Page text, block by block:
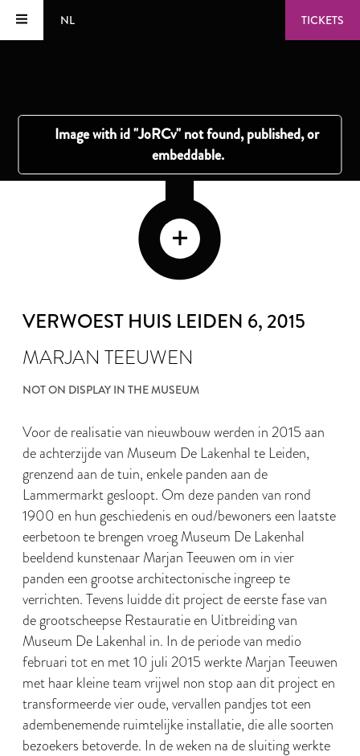
NL TICKETS
VERWOEST HUIS LEIDEN 6, 2015
MARJAN TEEUWEN
NOT ON DISPLAY IN THE MUSEUM
Voor de realisatie van nieuwbouw werden in 2015 aan
de achterzijde van Museum De Lakenhal te Leiden,
grenzend aan de tuin, enkele panden aan de
Lammermarkt gesloopt. Om deze panden van rond
1900 en hun geschiedenis en oud/bewoners een laatste
eerbetoon te brengen vroeg Museum De Lakenhal
beeldend kunstenaar Marjan Teeuwen om in vier
panden een grootse architectonische ingreep te
verrichten. Tevens luidde dit project de eerste fase van
de grootscheepse Restauratie en Uitbreiding van
Museum De Lakenhal in. In de periode van medio
februari tot en met 10 juli 2015 werkte Marjan Teeuwen
met haar kleine team vrijwel non stop aan dit project en
transformeerde vier oude, vervallen pandjes tot een
adembenemende ruimtelijke installatie, die alle soorten
bezoekers betoverde. In de weken na de sluiting werkte